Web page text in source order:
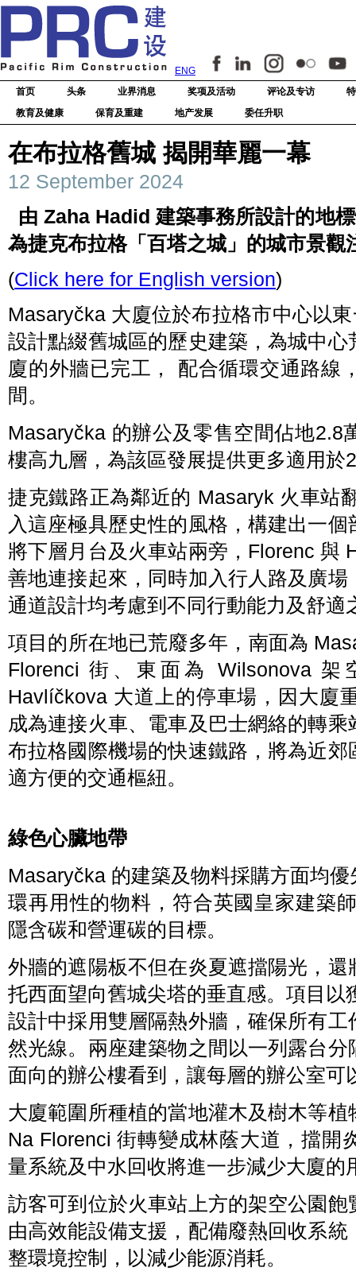
ENG
首页
头条 业界消息 奖项及活动 评论及专访
教育及健康
保育及重建 地产发展 委任升职
在布拉格舊城 揭開華麗一幕
12 September 2024
由 Zaha Hadid 建築事務所設計的地
為捷克布拉格「百塔之城」的城市景觀
(Click here for English version)
Masaryčka 大廈位於布拉格市中心以
設計點綴舊城區的歷史建築，為城中
廈的外牆已完工， 配合循環交通路線
間。
Masaryčka 的辦公及零售空間佔地2.8
樓高九層，為該區發展提供更多適用於
捷克鐵路正為鄰近的 Masaryk 火車站
入這座極具歷史性的風格，構建出一
將下層月台及火車站兩旁，Florenc 與
善地連接起來，同時加入行人路及廣
通道設計均考慮到不同行動能力及舒適
項目的所在地已荒廢多年，南面為
Florenci 街、東面為 Wilsonova
Havlíčkova 大道上的停車場，因大廈
成為連接火車、電車及巴士網絡的轉
布拉格國際機場的快速鐵路，將為近
適方便的交通樞紐。
綠色心臟地帶
Masaryčka 的建築及物料採購方面均
環再用性的物料，符合英國皇家建築
隱含碳和營運碳的目標。
外牆的遮陽板不但在炎夏遮擋陽光，
托西面望向舊城尖塔的垂直感。項目
設計中採用雙層隔熱外牆，確保所有
然光線。兩座建築物之間以一列露台
面向的辦公樓看到，讓每層的辦公室可
大廈範圍所種植的當地灌木及樹木等
Na Florenci 街轉變成林蔭大道，擋開
量系統及中水回收將進一步減少大廈的
訪客可到位於火車站上方的架空公園
由高效能設備支援，配備廢熱回收系
整環境控制，以減少能源消耗。